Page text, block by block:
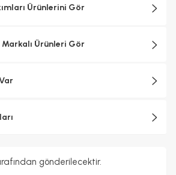
Ürünlerini Gör
Ürünleri Gör
gönderilecektir.